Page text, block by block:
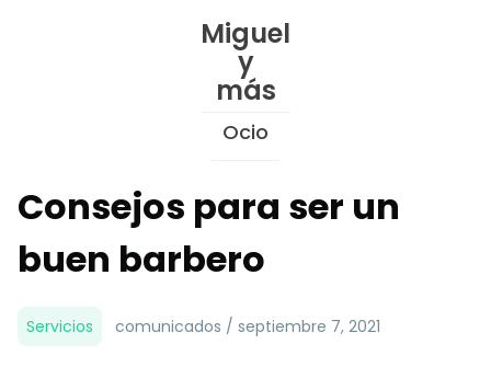
Skip
to
Content
Miguel
y
más
Ocio
Consejos para ser un
buen barbero
Servicios comunicados / septiembre 7, 2021